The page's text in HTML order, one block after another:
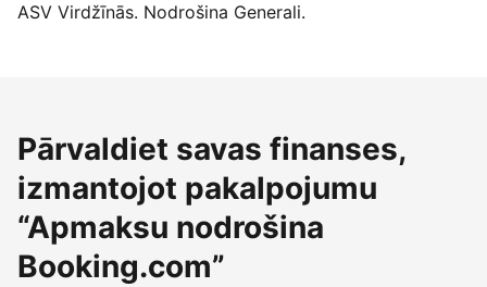
ASV Virdžīnās. Nodrošina Generali.
Pārvaldiet savas finanses,
izmantojot pakalpojumu
“Apmaksu nodrošina
Booking.com”